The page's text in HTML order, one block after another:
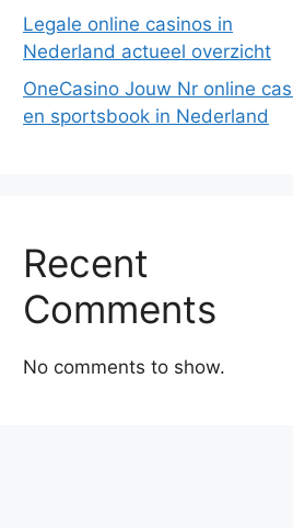
Legale online casinos in
Nederland actueel overzicht
OneCasino Jouw Nr online
en sportsbook in Nederland
Recent
Comments
No comments to show.